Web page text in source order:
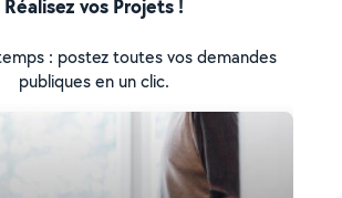
Réalisez vos Projets !
: postez toutes vos demandes
publiques en un clic.